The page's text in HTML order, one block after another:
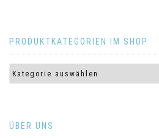
PRODUKTKATEGORIEN IM SHOP
ÜBER UNS